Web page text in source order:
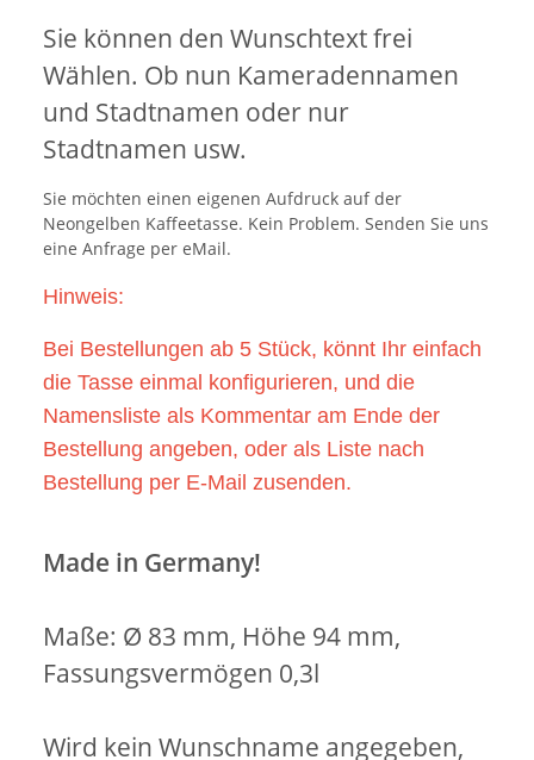
Sie können den Wunschtext frei
Wählen. Ob nun Kameradennamen
und Stadtnamen oder nur
Stadtnamen usw.
Sie möchten einen eigenen Aufdruck auf der
Neongelben Kaffeetasse. Kein Problem. Senden Sie uns
eine Anfrage per eMail.
Hinweis:
Bei Bestellungen ab 5 Stück, könnt Ihr einfach
die Tasse einmal konfigurieren, und die
Namensliste als Kommentar am Ende der
Bestellung angeben, oder als Liste nach
Bestellung per E-Mail zusenden.
Made in Germany!
Maße: Ø 83 mm, Höhe 94 mm,
Fassungsvermögen 0,3l
Wird kein Wunschname angegeben,